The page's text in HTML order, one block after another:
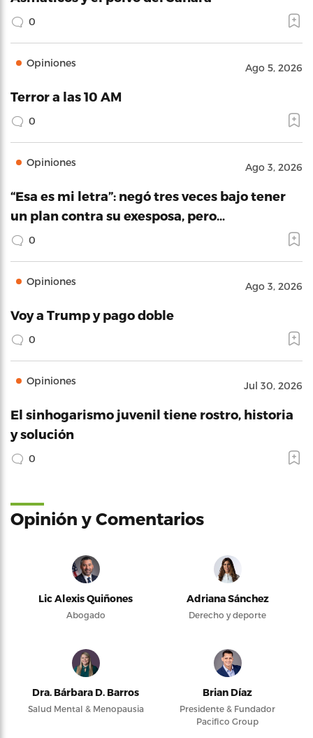
0
Opiniones Ago 5, 2026
Terror a las 10 AM
0
Opiniones Ago 3, 2026
“Esa es mi letra”: negó tres veces bajo tener
un plan contra su exesposa, pero…
0
Opiniones Ago 3, 2026
Voy a Trump y pago doble
0
Opiniones Jul 30, 2026
El sinhogarismo juvenil tiene rostro, historia
y solución
0
Opinión y Comentarios
Lic Alexis Quiñones
Abogado
Adriana Sánchez
Derecho y deporte
Dra. Bárbara D. Barros
Salud Mental & Menopausia
Brian Díaz
Presidente & Fundador
Pacifico Group